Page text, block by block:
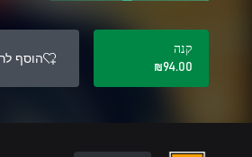
קנה
‪₪‎94.00‬
הוסף